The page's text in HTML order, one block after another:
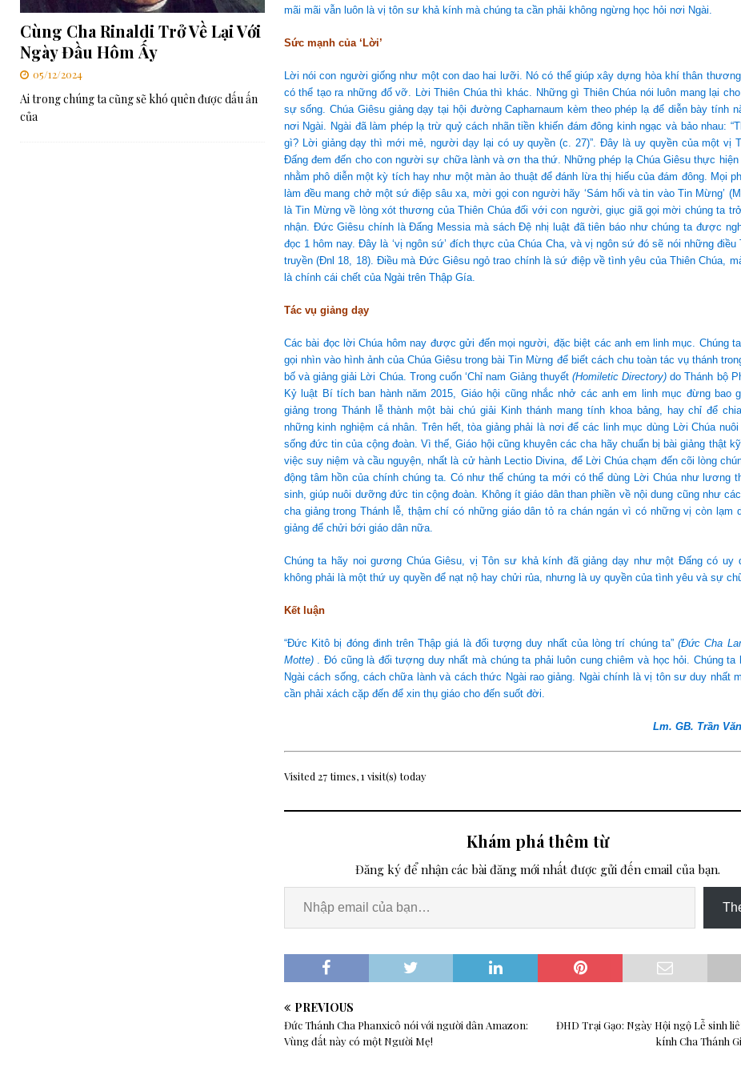
mãi mãi vẫn luôn là vị tôn sư khả kính mà chúng ta cần phải không ngừng học hỏi nơi Ngài.
Sức mạnh của ‘Lời’
Lời nói con người giống như một con dao hai lưỡi. Nó có thể giúp xây dựng hòa khí thân
có thể tạo ra những đổ vỡ. Lời Thiên Chúa thì khác. Những gì Thiên Chúa nói luôn mang lại
sự sống. Chúa Giêsu giảng dạy tại hội đường Capharnaum kèm theo phép lạ để diễn bày tính
nơi Ngài. Ngài đã làm phép lạ trừ quỷ cách nhãn tiền khiến đám đông kinh ngạc và bảo nhau:
gì? Lời giảng dạy thì mới mẻ, người dạy lại có uy quyền (c. 27)”. Đây là uy quyền của một vị
Đấng đem đến cho con người sự chữa lành và ơn tha thứ. Những phép lạ Chúa Giêsu thực hiện
nhằm phô diễn một kỳ tích hay như một màn ảo thuật để đánh lừa thị hiếu của đám đông. Mọi
làm đều mang chở một sứ điệp sâu xa, mời gọi con người hãy ‘Sám hối và tin vào Tin Mừng’
là Tin Mừng về lòng xót thương của Thiên Chúa đối với con người, giục giã gọi mời chúng ta
nhận. Đức Giêsu chính là Đấng Messia mà sách Đệ nhị luật đã tiên báo như chúng ta được
đọc 1 hôm nay. Đây là ‘vị ngôn sứ’ đích thực của Chúa Cha, và vị ngôn sứ đó sẽ nói những điều
truyền (Đnl 18, 18). Điều mà Đức Giêsu ngỏ trao chính là sứ điệp về tình yêu của Thiên Chúa,
là chính cái chết của Ngài trên Thập Gía.
Tác vụ giảng dạy
Các bài đọc lời Chúa hôm nay được gửi đến mọi người, đặc biệt các anh em linh mục. Chúng
gọi nhìn vào hình ảnh của Chúa Giêsu trong bài Tin Mừng để biết cách chu toàn tác vụ thánh
bố và giảng giải Lời Chúa. Trong cuốn ‘Chỉ nam Giảng thuyết (Homiletic Directory) do Thánh bộ
Kỷ luật Bí tích ban hành năm 2015, Giáo hội cũng nhắc nhở các anh em linh mục đừng bao
giảng trong Thánh lễ thành một bài chú giải Kinh thánh mang tính khoa bảng, hay chỉ để
những kinh nghiệm cá nhân. Trên hết, tòa giảng phải là nơi để các linh mục dùng Lời Chúa
sống đức tin của cộng đoàn. Vì thế, Giáo hội cũng khuyên các cha hãy chuẩn bị bài giảng thật
việc suy niệm và cầu nguyện, nhất là cử hành Lectio Divina, để Lời Chúa chạm đến cõi lòng
động tâm hồn của chính chúng ta. Có như thế chúng ta mới có thể dùng Lời Chúa như lương
sinh, giúp nuôi dưỡng đức tin cộng đoàn. Không ít giáo dân than phiền về nội dung cũng như
cha giảng trong Thánh lễ, thậm chí có những giáo dân tỏ ra chán ngán vì có những vị còn lạm
giảng để chửi bới giáo dân nữa.
Chúng ta hãy noi gương Chúa Giêsu, vị Tôn sư khả kính đã giảng dạy như một Đấng có uy
không phải là một thứ uy quyền để nạt nộ hay chửi rủa, nhưng là uy quyền của tình yêu và sự
Kết luận
“Đức Kitô bị đóng đinh trên Thập giá là đối tượng duy nhất của lòng trí chúng ta”(Đức Cha
Motte). Đó cũng là đối tượng duy nhất mà chúng ta phải luôn cung chiêm và học hỏi. Chúng ta
Ngài cách sống, cách chữa lành và cách thức Ngài rao giảng. Ngài chính là vị tôn sư duy nhất
cần phải xách cặp đến để xin thụ giáo cho đến suốt đời.
Lm. GB. Trần
Visited 27 times, 1 visit(s) today
Khám phá thêm từ
Đăng ký để nhận các bài đăng mới nhất được gửi đến email của bạn.
PREVIOUS
Đức Thánh Cha Phanxicô nói với người dân Amazon:
Vùng đất này có một Người Mẹ!
ĐHD Trại Gạo: Ngày Hội ngộ Lễ sinh
kính Cha Thánh
Cùng Cha Rinaldi Trở Về Lại Với
Ngày Đầu Hôm Ấy
05/12/2024
Ai trong chúng ta cũng sẽ khó quên được dấu ấn
của